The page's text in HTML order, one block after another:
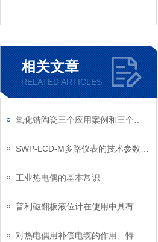
相关文章
RELATED ARTICLES
工业热电偶的基本常识